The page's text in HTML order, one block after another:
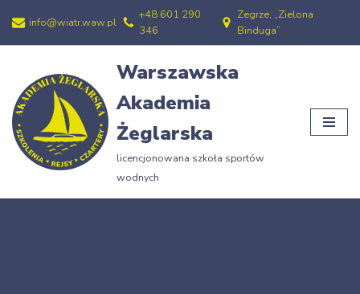
Przejdź
treści
info@wiatr.waw.pl
+48 601 290
346
Zegrze, „Zielona
Binduga”
Warszawska
Akademia
Żeglarska
licencjonowana szkoła sportów
wodnych